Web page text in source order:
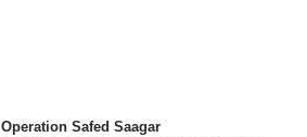
Operation Safed Saagar